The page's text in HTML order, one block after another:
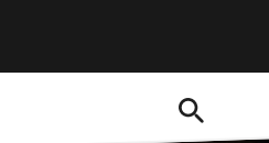
search